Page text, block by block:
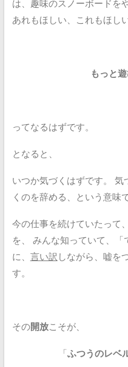
は、趣味のスノーボードを
あれもほしい、これもほしい
もっと
ってなるはずです。
となると、
いつか気づくはずです。
気
くのを辞める、という意味
今の仕事を続けていたって、
を、
みんな知っていて、「
に、 言い訳 しながら、嘘を
す。
その開放こそが、
「ふつうのレベ